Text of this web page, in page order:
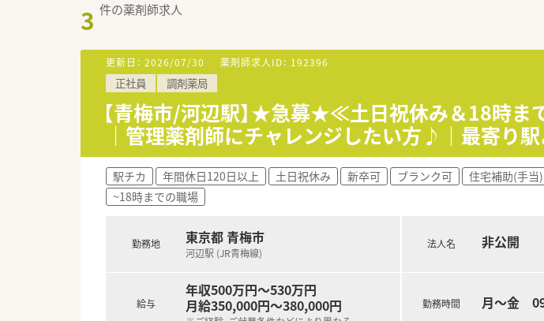
3 件の薬剤師求人
更新日： 2026/07/30 薬剤師求人ID： 192396
正社員 調剤薬局
【青梅市/河辺駅】★急募★≪土日祝休み＆18時
｜管理薬剤師にチャレンジしたい方♪｜最寄り
駅チカ 年間休日120日以上 土日祝休み 新卒可 ブランク可 住宅補助(手当
~18時までの職場
勤務地 東京都 青梅市
河辺駅 (JR青梅線)
給与
年収500万円～530万円
月給350,000円～380,000円
法人名 非公開
勤務時間 月～金